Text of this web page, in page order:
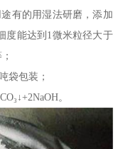
有的用湿法研磨，添加
度能达到1微米粒径大于
袋包装；
。